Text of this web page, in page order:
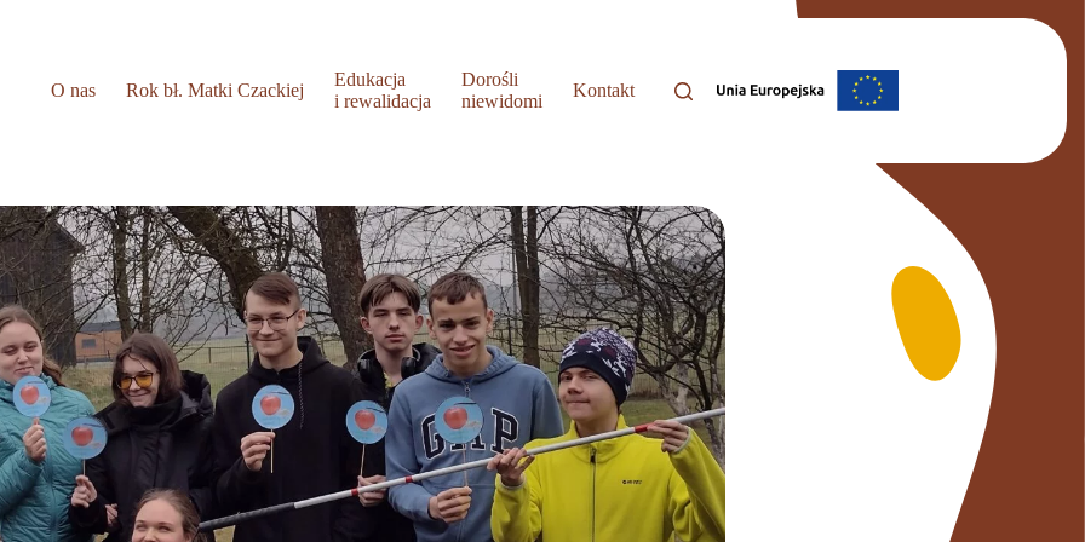
O nas Rok bł. Matki Czackiej
Edukacja
i rewalidacja
Dorośli
niewidomi
Kontakt